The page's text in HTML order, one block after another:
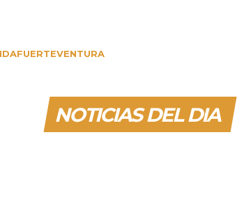
NOTICIAS DEL DIA